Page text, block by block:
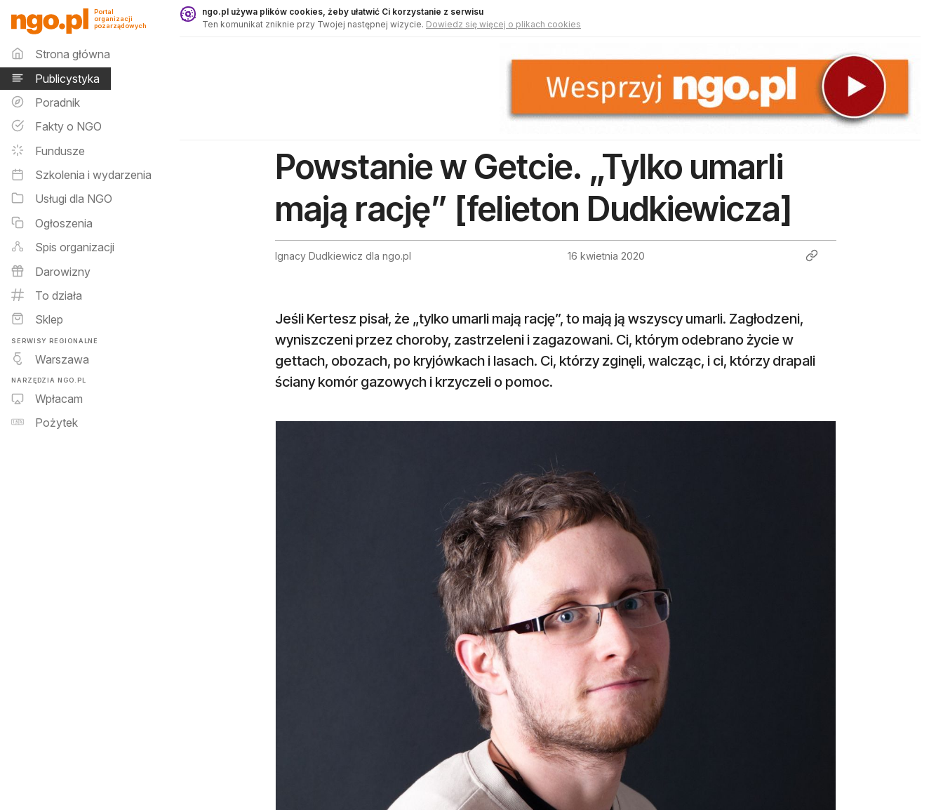
Publicystyka - ngo.pl
Portal
organizacji
pozarządowych
Menu główne
Strona główna
Publicystyka
Poradnik
Fakty o NGO
Fundusze
Szkolenia i wydarzenia
Usługi dla NGO
Ogłoszenia
Spis organizacji
Darowizny
To działa
Sklep
SERWISY REGIONALNE
Warszawa
NARZĘDZIA NGO.PL
Wpłacam
Pożytek
ngo.pl używa plików cookies, żeby ułatwić Ci korzystanie z serwisu
Ten komunikat zniknie przy Twojej następnej wizycie. Dowiedz się więcej o plikach cookies
Powstanie w Getcie. „Tylko umarli
mają rację” [felieton Dudkiewicza]
Ignacy Dudkiewicz dla ngo.pl 16 kwietnia 2020
Jeśli Kertesz pisał, że „tylko umarli mają rację”, to mają ją wszyscy umarli. Zagłodzeni,
wyniszczeni przez choroby, zastrzeleni i zagazowani. Ci, którym odebrano życie w
gettach, obozach, po kryjówkach i lasach. Ci, którzy zginęli, walcząc, i ci, którzy drapali
ściany komór gazowych i krzyczeli o pomoc.